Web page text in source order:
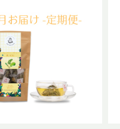
】爽-SOUブレンド 普通
サイズ
¥1,067
14%OFF
SOLD OUT